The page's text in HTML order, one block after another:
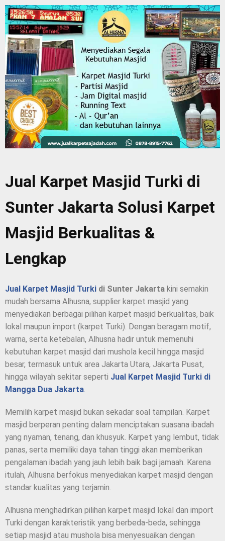
Jual Karpet Masjid Turki di
Sunter Jakarta Solusi Karpet
Masjid Berkualitas &
Lengkap
Jual Karpet Masjid Turki di Sunter Jakarta kini semakin
mudah bersama Alhusna, supplier karpet masjid yang
menyediakan berbagai pilihan karpet masjid berkualitas, baik
lokal maupun import (karpet Turki). Dengan beragam motif,
warna, serta ketebalan, Alhusna hadir untuk memenuhi
kebutuhan karpet masjid dari mushola kecil hingga masjid
besar, termasuk untuk area Jakarta Utara, Jakarta Pusat,
hingga wilayah sekitar seperti Jual Karpet Masjid Turki di
Mangga Dua Jakarta.
Memilih karpet masjid bukan sekadar soal tampilan. Karpet
masjid berperan penting dalam menciptakan suasana ibadah
yang nyaman, tenang, dan khusyuk. Karpet yang lembut, tidak
panas, serta memiliki daya tahan tinggi akan memberikan
pengalaman ibadah yang jauh lebih baik bagi jamaah. Karena
itulah, Alhusna berfokus menyediakan karpet masjid dengan
standar kualitas yang terjamin.
Alhusna menghadirkan pilihan karpet masjid lokal dan import
Turki dengan karakteristik yang berbeda-beda, sehingga
setiap masjid atau mushola bisa menyesuaikan dengan